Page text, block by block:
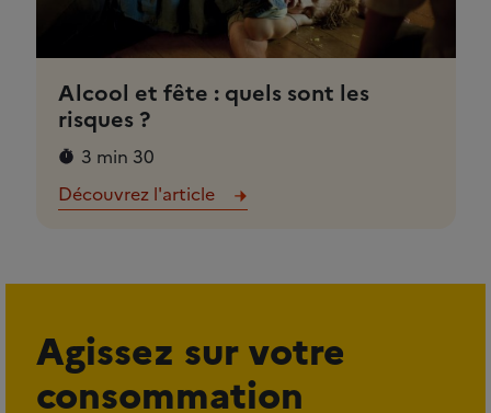
Alcool et fête : quels sont les
risques ?
3 min 30
Découvrez l'article
Agissez sur votre
consommation